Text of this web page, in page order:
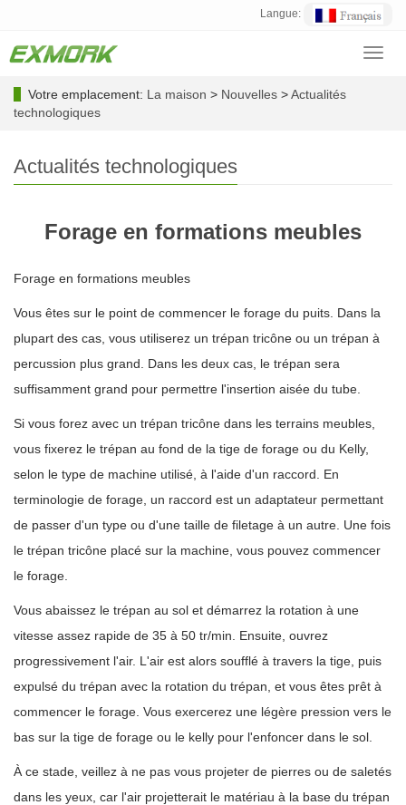
Langue:
Votre emplacement: La maison > Nouvelles >Actualités
technologiques
Actualités technologiques
Forage en formations meubles
Forage en formations meubles
Vous êtes sur le point de commencer le forage du puits. Dans la
plupart des cas, vous utiliserez un trépan tricône ou un trépan à
percussion plus grand. Dans les deux cas, le trépan sera
suffisamment grand pour permettre l'insertion aisée du tube.
Si vous forez avec un trépan tricône dans les terrains meubles,
vous fixerez le trépan au fond de la tige de forage ou du Kelly,
selon le type de machine utilisé, à l'aide d'un raccord. En
terminologie de forage, un raccord est un adaptateur permettant
de passer d'un type ou d'une taille de filetage à un autre. Une fois
le trépan tricône placé sur la machine, vous pouvez commencer
le forage.
Vous abaissez le trépan au sol et démarrez la rotation à une
vitesse assez rapide de 35 à 50 tr/min. Ensuite, ouvrez
progressivement l'air. L'air est alors soufflé à travers la tige, puis
expulsé du trépan avec la rotation du trépan, et vous êtes prêt à
commencer le forage. Vous exercerez une légère pression vers le
bas sur la tige de forage ou le kelly pour l'enfoncer dans le sol.
À ce stade, veillez à ne pas vous projeter de pierres ou de saletés
dans les yeux, car l'air projetterait le matériau à la base du trépan